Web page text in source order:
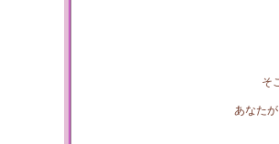
そ
あなた